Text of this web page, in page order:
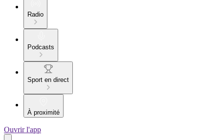
Radio
Podcasts
Sport en direct
À proximité
Ouvrir l'app